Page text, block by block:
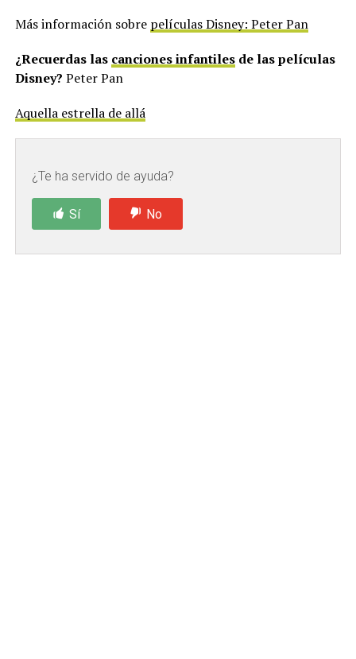
Más información sobre películas Disney: Peter Pan
¿Recuerdas las canciones infantilesde las películas
Disney? Peter Pan
Aquella estrella de allá
¿Te ha servido de ayuda?
Sí No